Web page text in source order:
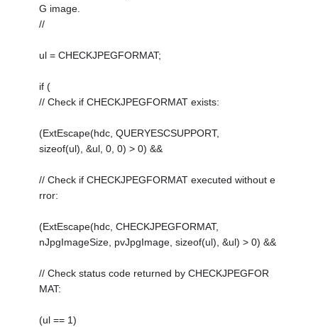
G image.
//
ul = CHECKJPEGFORMAT;
if (
// Check if CHECKJPEGFORMAT exists:
(ExtEscape(hdc, QUERYESCSUPPORT,
sizeof(ul), &ul, 0, 0) > 0) &&
// Check if CHECKJPEGFORMAT executed without e
rror:
(ExtEscape(hdc, CHECKJPEGFORMAT,
nJpgImageSize, pvJpgImage, sizeof(ul), &ul) > 0) &&
// Check status code returned by CHECKJPEGFOR
MAT:
(ul == 1)